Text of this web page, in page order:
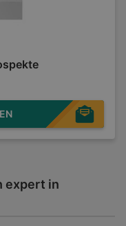
expert in